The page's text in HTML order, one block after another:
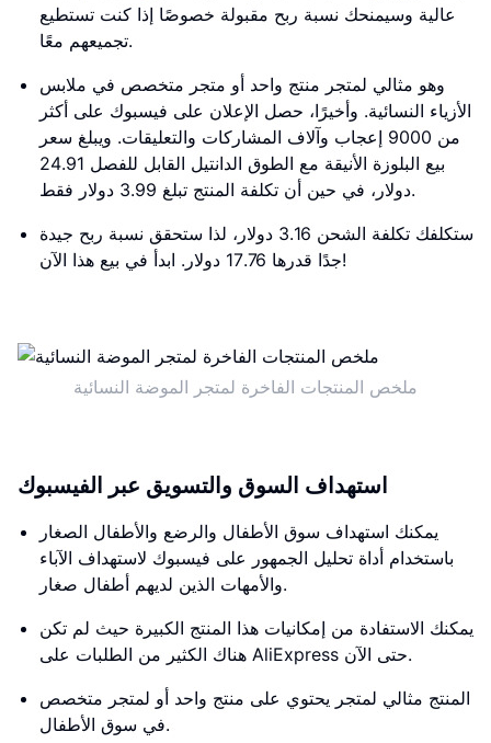
عالية وسيمنحك نسبة ربح مقبولة خصوصًا إذا كنت تستطيع
تجميعهم معًا.
وهو مثالي لمتجر منتج واحد أو متجر متخصص في ملابس
الأزياء النسائية. وأخيرًا، حصل الإعلان على فيسبوك على أكثر
من 9000 إعجاب وآلاف المشاركات والتعليقات. ويبلغ سعر
بيع البلوزة الأنيقة مع الطوق الدانتيل القابل للفصل 24.91
دولار، في حين أن تكلفة المنتج تبلغ 3.99 دولار فقط.
ستكلفك تكلفة الشحن 3.16 دولار، لذا ستحقق نسبة ربح جيدة
جدًا قدرها 17.76 دولار. ابدأ في بيع هذا الآن!
ملخص المنتجات الفاخرة لمتجر الموضة النسائية
استهداف السوق والتسويق عبر الفيسبوك
يمكنك استهداف سوق الأطفال والرضع والأطفال الصغار
باستخدام أداة تحليل الجمهور على فيسبوك لاستهداف الآباء
والأمهات الذين لديهم أطفال صغار.
يمكنك الاستفادة من إمكانيات هذا المنتج الكبيرة حيث لم تكن
هناك الكثير من الطلبات على AliExpress حتى الآن.
المنتج مثالي لمتجر يحتوي على منتج واحد أو لمتجر متخصص
في سوق الأطفال.